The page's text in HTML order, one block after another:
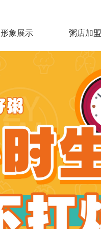
形象展示 粥店加盟